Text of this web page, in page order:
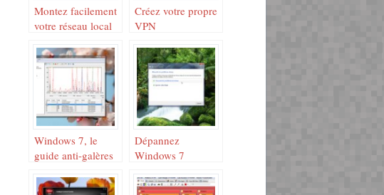
Montez facilement
votre réseau local
Créez votre propre
VPN
Windows 7, le
guide anti-galères
Dépannez
Windows 7